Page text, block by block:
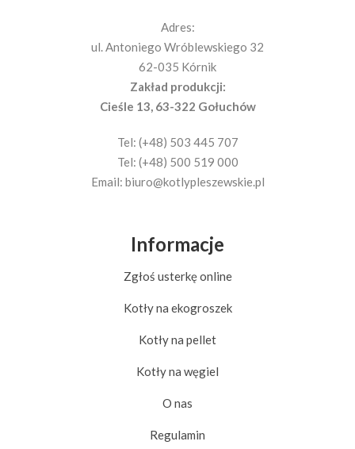
Adres:
ul. Antoniego Wróblewskiego 32
62-035 Kórnik
Zakład produkcji:
Cieśle 13, 63-322 Gołuchów
Tel: (+48) 503 445 707
Tel: (+48) 500 519 000
Email: biuro@kotlypleszewskie.pl
Informacje
Zgłoś usterkę online
Kotły na ekogroszek
Kotły na pellet
Kotły na węgiel
O nas
Regulamin